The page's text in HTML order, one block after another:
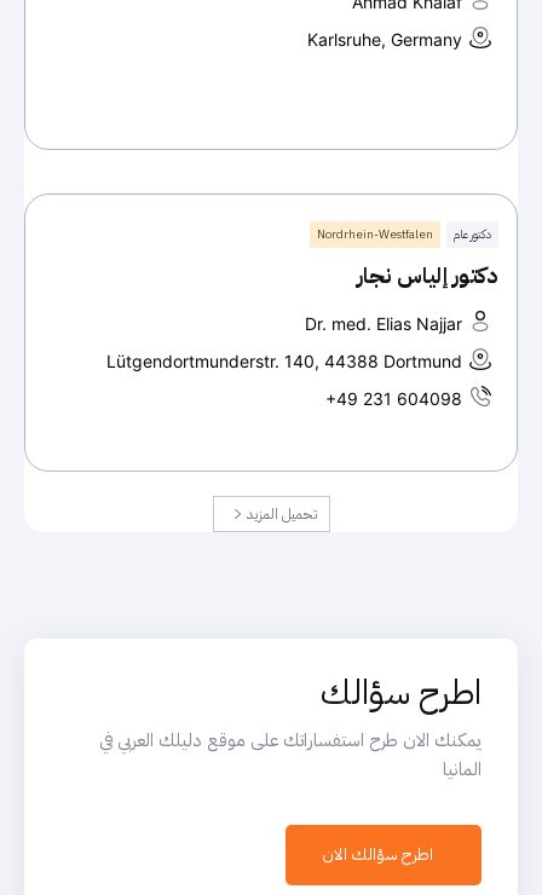
Karlsruhe, Germany
دكتور عام Nordrhein-Westfalen
دكتور إلياس نجار
Dr. med. Elias Najjar
Lütgendortmunderstr. 140, 44388 Dortmund
+49 231 604098
تحميل المزيد
اطرح سؤالك
يمكنك الان طرح استفساراتك على موقع دليلك العربي في
المانيا
اطرح سؤالك الان